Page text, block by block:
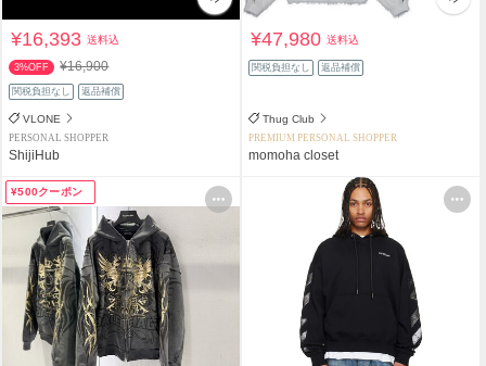
¥16,393送料込
3%OFF ¥16,900
関税負担なし 返品補償
VLONE
PERSONAL SHOPPER
ShijiHub
¥47,980送料込
関税負担なし 返品補償
Thug Club
PREMIUM PERSONAL SHOPPER
momoha closet
¥500クーポン